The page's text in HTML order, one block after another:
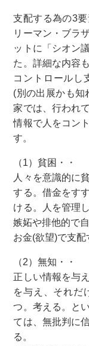
支配する為の3
リーマン・ブラ
ットに「シオン
た。詳細な内容
コントロールし
(別の出展かも知
家では、行われ
情報で人をコン
す。
（1）貧困・・
人々を意識的に
する。借金をす
ける。人を管理
嫉妬や排他的で
お金(欲望)で支配
（2）無知・・
正しい情報を与
を与え、それだ
つ。考える。と
ては、無批判に
る。